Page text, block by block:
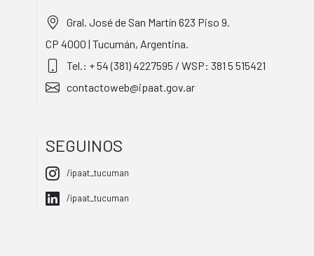
Gral. José de San Martín 623 Piso 9.
CP 4000 | Tucumán, Argentina.
Tel.: + 54 (381) 4227595 / WSP: 381 5 515421
contactoweb@ipaat.gov.ar
SEGUINOS
/ipaat_tucuman
/ipaat_tucuman